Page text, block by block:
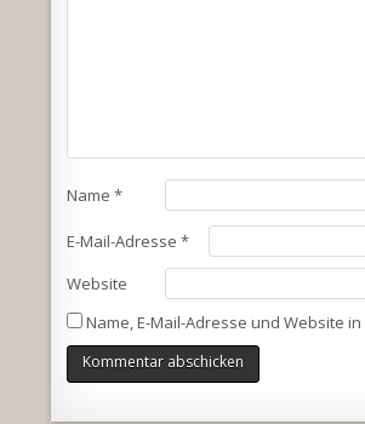
Name *
E-Mail-Adresse *
Website
Name, E-Mail-Adresse und Website